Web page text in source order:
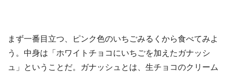
まず一番目立つ、ピンク色のいちごみるくから食べてみよ
う。中身は「ホワイトチョコにいちごを加えたガナッシ
ュ」ということだ。ガナッシュとは、生チョコのクリーム